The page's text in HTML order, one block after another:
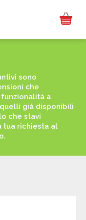
sono
che
a
già disponibili
che stavi
tua richiesta al